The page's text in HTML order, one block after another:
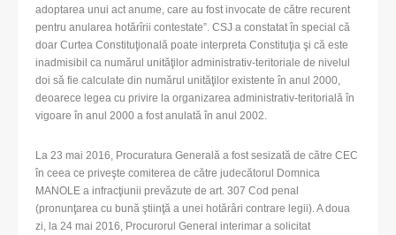
adoptarea unui act anume, care au fost invocate de către recurent
pentru anularea hotărîrii contestate”. CSJ a constatat în special că
doar Curtea Constituţională poate interpreta Constituţia şi că este
inadmisibil ca numărul unităţilor administrativ-teritoriale de nivelul
doi să fie calculate din numărul unităţilor existente în anul 2000,
deoarece legea cu privire la organizarea administrativ-teritorială în
vigoare în anul 2000 a fost anulată în anul 2002.
La 23 mai 2016, Procuratura Generală a fost sesizată de către CEC
în ceea ce priveşte comiterea de către judecătorul Domnica
MANOLE a infracţiunii prevăzute de art. 307 Cod penal
(pronunţarea cu bună ştiinţă a unei hotărâri contrare legii). A doua
zi, la 24 mai 2016, Procurorul General interimar a solicitat